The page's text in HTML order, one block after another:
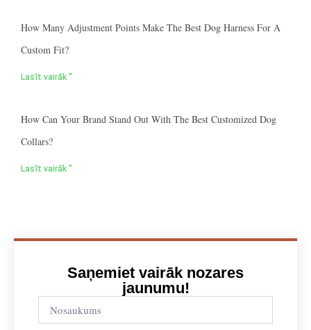
How Many Adjustment Points Make The Best Dog Harness For A
Custom Fit?
Lasīt vairāk "
How Can Your Brand Stand Out With The Best Customized Dog
Collars?
Lasīt vairāk "
Saņemiet vairāk nozares
jaunumu!